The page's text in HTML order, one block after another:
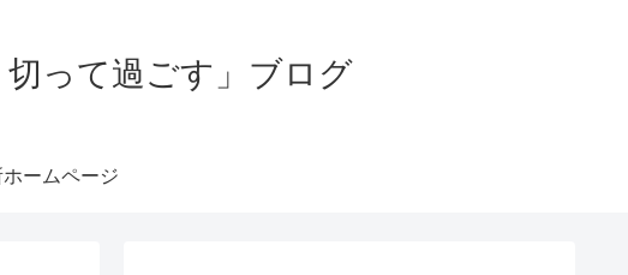
って過ごす」ブログ
ームページ